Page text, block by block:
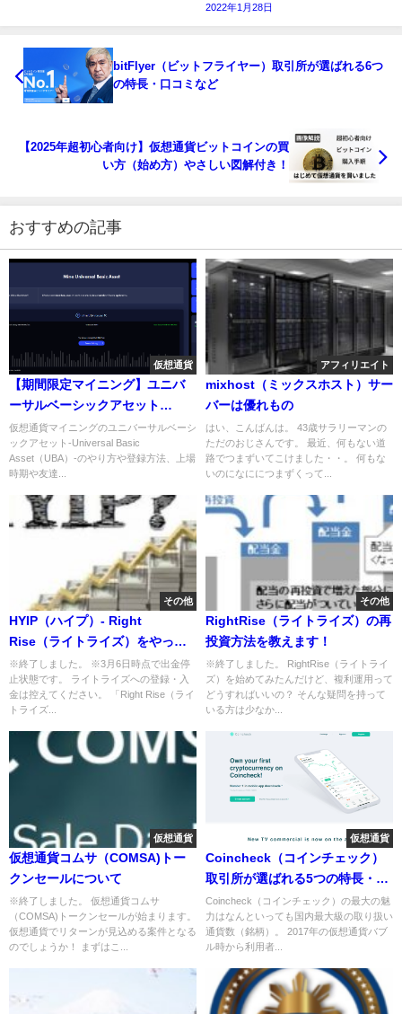
2022年1月28日
bitFlyer（ビットフライヤー）取引所が選ばれる6つ
の特長・口コミなど
【2025年超初心者向け】仮想通貨ビットコインの買
い方（始め方）やさしい図解付き！
おすすめの記事
仮想通貨
【期間限定マイニング】ユニバ
ーサルベーシックアセット
（Universal Basic Asset）のや
り方、登録方法、上場はいつ？
などを検証
仮想通貨マイニングのユニバーサルベーシ
ックアセット-Universal Basic
Asset（UBA）-のやり方や登録方法、上場
時期や友達...
アフィリエイト
mixhost（ミックスホスト）サー
バーは優れもの
はい、こんばんは。 43歳サラリーマンの
ただのおじさんです。 最近、何もない道
路でつまずいてこけました・・。 何もな
いのになににつまずくって...
その他
HYIP（ハイプ）- Right
Rise（ライトライズ）をやって
みた。
※終了しました。 ※3月6日時点で出金停
止状態です。 ライトライズへの登録・入
金は控えてください。 「Right Rise（ライ
トライズ...
その他
RightRise（ライトライズ）の再
投資方法を教えます！
※終了しました。 RightRise（ライトライ
ズ）を始めてみたんだけど、複利運用って
どうすればいいの？ そんな疑問を持って
いる方は少なか...
仮想通貨
仮想通貨コムサ（COMSA)トー
クンセールについて
※終了しました。 仮想通貨コムサ
（COMSA)トークンセールが始まります。
仮想通貨でリターンが見込める案件となる
のでしょうか！ まずはこ...
仮想通貨
Coincheck（コインチェック）
取引所が選ばれる5つの特長・口
コミなど
Coincheck（コインチェック）の最大の魅
力はなんといっても国内最大級の取り扱い
通貨数（銘柄）。 2017年の仮想通貨バブ
ル時から利用者...